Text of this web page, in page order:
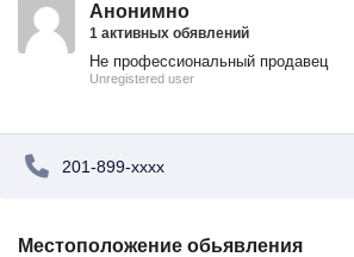
Анонимно
1 активных обявлений
Не профессиональный продавец
Unregistered user
201-899-xxxx
Местоположение обьявления